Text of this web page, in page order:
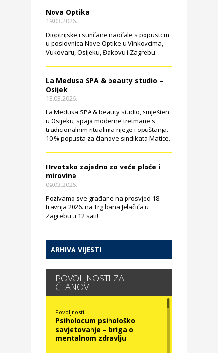
Nova Optika
19.03.2026.
Dioptrijske i sunčane naočale s popustom
u poslovnica Nove Optike u Vinkovcima,
Vukovaru, Osijeku, Đakovu i Zagrebu.
La Medusa SPA & beauty studio –
Osijek
13.03.2026.
La Medusa SPA & beauty studio, smješten
u Osijeku, spaja moderne tretmane s
tradicionalnim ritualima njege i opuštanja.
10 % popusta za članove sindikata Matice.
Hrvatska zajedno za veće plaće i
mirovine
09.03.2026.
Pozivamo sve građane na prosvjed 18.
travnja 2026. na Trg bana Jelačića u
Zagrebu u 12 sati!
ARHIVA VIJESTI
POVOLJNOSTI ZA
ČLANOVE
Povoljnosti
Psiholocum psihološko
savjetovanje – briga o
mentalnom zdravlju